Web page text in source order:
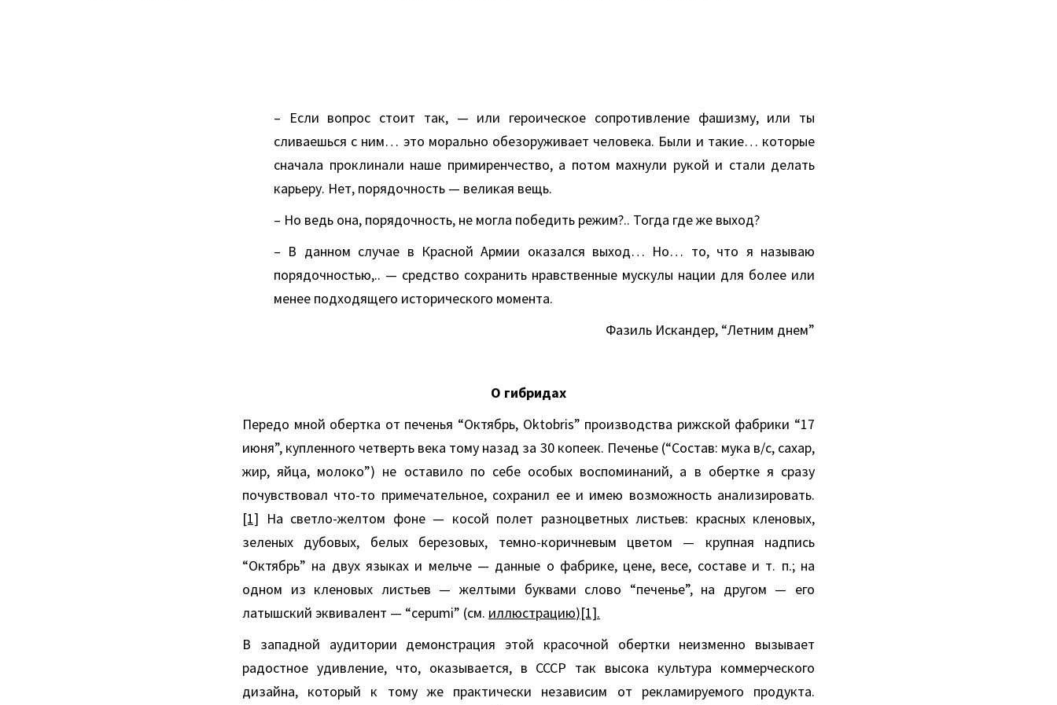
– Если вопрос стоит так, — или героическое сопротивление фашизму, или ты
сливаешься с ним… это морально обезоруживает человека. Были и такие… которые
сначала проклинали наше примиренчество, а потом махнули рукой и стали делать
карьеру. Нет, порядочность — великая вещь.
– Но ведь она, порядочность, не могла победить режим?.. Тогда где же выход?
– В данном случае в Красной Армии оказался выход… Но… то, что я называю
порядочностью,.. — средство сохранить нравственные мускулы нации для более или
менее подходящего исторического момента.
Фазиль Искандер, “Летним днем”
О гибридах
Передо мной обертка от печенья “Октябрь, Oktobris” производства рижской фабрики “17
июня”, купленного четверть века тому назад за 30 копеек. Печенье (“Состав: мука в/с, сахар,
жир, яйца, молоко”) не оставило по себе особых воспоминаний, а в обертке я сразу
почувствовал что-то примечательное, сохранил ее и имею возможность анализировать.
[1] На светло-желтом фоне — косой полет разноцветных листьев: красных кленовых,
зеленых дубовых, белых березовых, темно-коричневым цветом — крупная надпись
“Октябрь” на двух языках и мельче — данные о фабрике, цене, весе, составе и т. п.; на
одном из кленовых листьев — желтыми буквами слово “печенье”, на другом — его
латышский эквивалент — “cepumi” (см. иллюстрацию)[1].
В западной аудитории демонстрация этой красочной обертки неизменно вызывает
радостное удивление, что, оказывается, в СССР так высока культура коммерческого
дизайна, который к тому же практически независим от рекламируемого продукта.